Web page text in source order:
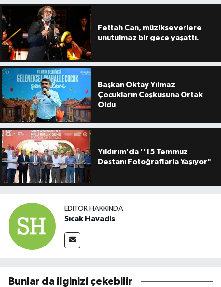
Fettah Can, müzikseverlere
unutulmaz bir gece yaşattı.
Başkan Oktay Yılmaz
Çocukların Coşkusuna Ortak
Oldu
Yıldırım’da ''15 Temmuz
Destanı Fotoğraflarla Yaşıyor"
EDITÖR HAKKINDA
Sıcak Havadis
Bunlar da ilginizi çekebilir